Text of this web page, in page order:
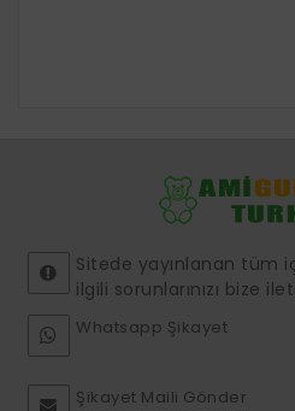
Sitede yayınlanan tüm
ilgili sorunlarınızı bize
Whatsapp Şikayet
Şikayet Maili Gönder